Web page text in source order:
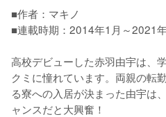
■作者：マキノ
■連載時期：2014年1月～2021
高校デビューした赤羽由宇は、
クミに憧れています。両親の転
る寮への入居が決まった由宇は
ャンスだと大興奮！